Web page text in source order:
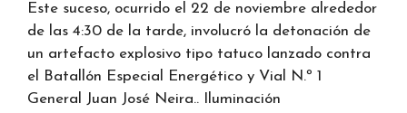
Este suceso, ocurrido el 22 de noviembre alrededor
de las 4:30 de la tarde, involucró la detonación de
un artefacto explosivo tipo tatuco lanzado contra
el Batallón Especial Energético y Vial N.º 1
General Juan José Neira.. Iluminación